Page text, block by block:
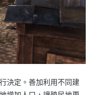
決定。善加利用不同建